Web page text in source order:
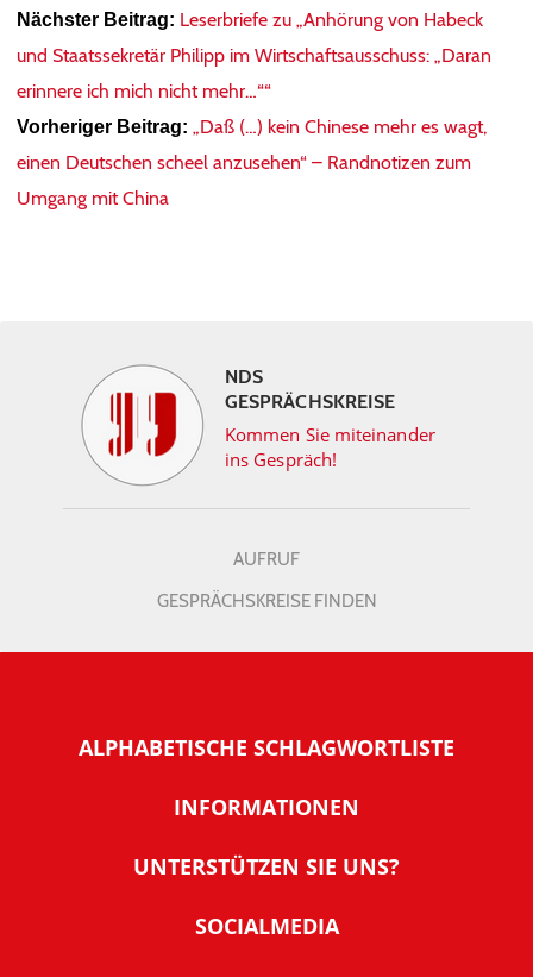
Nächster Beitrag: Leserbriefe zu „Anhörung von Habeck
und Staatssekretär Philipp im Wirtschaftsausschuss: „Daran
erinnere ich mich nicht mehr…““
Vorheriger Beitrag: „Daß (…) kein Chinese mehr es wagt,
einen Deutschen scheel anzusehen“ – Randnotizen zum
Umgang mit China
NDS
GESPRÄCHSKREISE
Kommen Sie miteinander
ins Gespräch!
AUFRUF
GESPRÄCHSKREISE FINDEN
ALPHABETISCHE SCHLAGWORTLISTE
INFORMATIONEN
Warum NachDenkSeiten
Tipps zur Nutzung der NachDenkSeiten
UNTERSTÜTZEN SIE UNS?
SOCIALMEDIA